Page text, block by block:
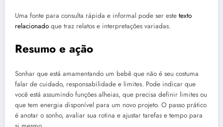
Uma fonte para consulta rápida e informal pode ser este texto
relacionado que traz relatos e interpretações variadas.
Resumo e ação
Sonhar que está amamentando um bebê que não é seu costuma
falar de cuidado, responsabilidade e limites. Pode indicar que
você está assumindo funções alheias, que precisa definir limites ou
que tem energia disponível para um novo projeto. O passo prático
é anotar o sonho, avaliar sua rotina e ajustar tarefas e tempo para